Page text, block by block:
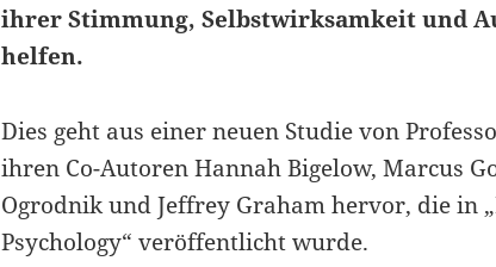
ihrer Stimmung, Selbstwirksamkeit und
helfen.
Dies geht aus einer neuen Studie von
ihren Co-Autoren Hannah Bigelow, Marcus
Ogrodnik und Jeffrey Graham hervor, die in
Psychology“ veröffentlicht wurde.